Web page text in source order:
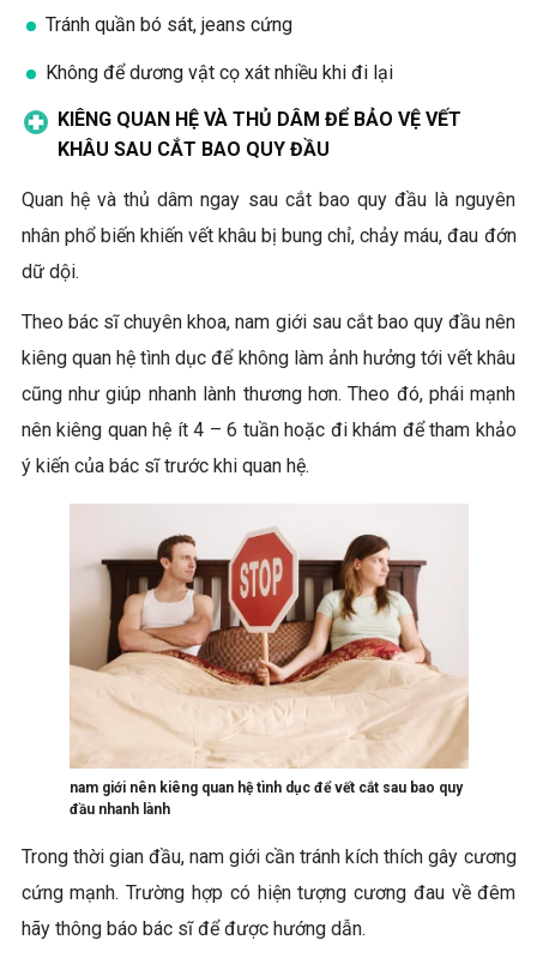
Tránh quần bó sát, jeans cứng
Không để dương vật cọ xát nhiều khi đi lại
KIÊNG QUAN HỆ VÀ THỦ DÂM ĐỂ BẢO VỆ VẾT
KHÂU SAU CẮT BAO QUY ĐẦU
Quan hệ và thủ dâm ngay sau cắt bao quy đầu là nguyên
nhân phổ biến khiến vết khâu bị bung chỉ, chảy máu, đau đớn
dữ dội.
Theo bác sĩ chuyên khoa, nam giới sau cắt bao quy đầu nên
kiêng quan hệ tình dục để không làm ảnh hưởng tới vết khâu
cũng như giúp nhanh lành thương hơn. Theo đó, phái mạnh
nên kiêng quan hệ ít 4 – 6 tuần hoặc đi khám để tham khảo
ý kiến của bác sĩ trước khi quan hệ.
nam giới nên kiêng quan hệ tình dục để vết cắt sau bao quy
đầu nhanh lành
Trong thời gian đầu, nam giới cần tránh kích thích gây cương
cứng mạnh. Trường hợp có hiện tượng cương đau về đêm
hãy thông báo bác sĩ để được hướng dẫn.